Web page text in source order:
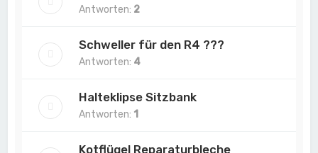
Antworten: 2
Schweller für den R4 ???
Antworten: 4
Halteklipse Sitzbank
Antworten: 1
Kotflügel Reparaturbleche